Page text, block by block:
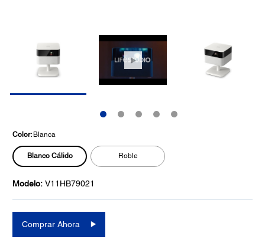
Color:Blanca
Blanco Cálido Roble
Modelo: V11HB79021
Comprar Ahora